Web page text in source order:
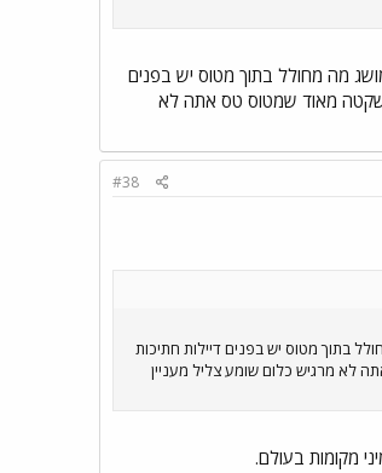
מה מחולל בתוך מטוס יש בפנים
שקטה מאוד שמטוס טס אתה לא
#38
בתוך מטוס יש בפנים דיילות חתיכות
לא מרגיש כלום שומע צליל מעניין
מקומות בעולם.